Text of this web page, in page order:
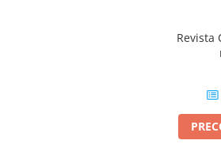
Revista